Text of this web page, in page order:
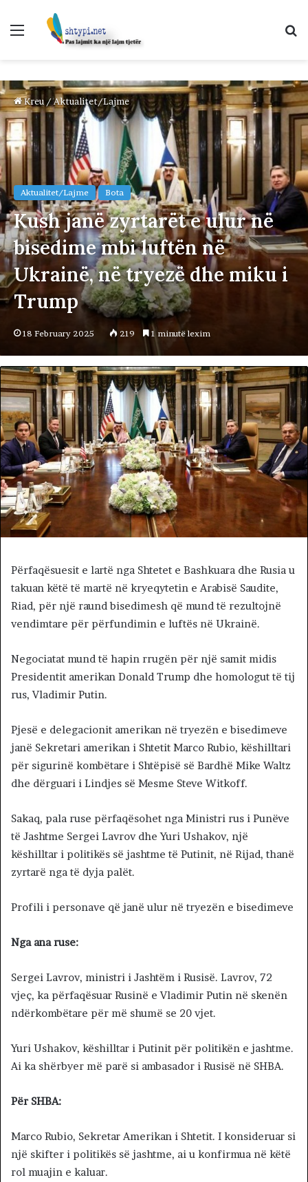
Menu
Kreu /Aktualitet/Lajme
Aktualitet/Lajme Bota
Kush janë zyrtarët e ulur në
bisedime mbi luftën në
Ukrainë, në tryezë dhe miku i
Trump
18 February 2025 219 1 minutë lexim
Përfaqësuesit e lartë nga Shtetet e Bashkuara dhe Rusia u
takuan këtë të martë në kryeqytetin e Arabisë Saudite,
Riad, për një raund bisedimesh që mund të rezultojnë
vendimtare për përfundimin e luftës në Ukrainë.
Negociatat mund të hapin rrugën për një samit midis
Presidentit amerikan Donald Trump dhe homologut të tij
rus, Vladimir Putin.
Pjesë e delegacionit amerikan në tryezën e bisedimeve
janë Sekretari amerikan i Shtetit Marco Rubio, këshilltari
për sigurinë kombëtare i Shtëpisë së Bardhë Mike Waltz
dhe dërguari i Lindjes së Mesme Steve Witkoff.
Sakaq, pala ruse përfaqësohet nga Ministri rus i Punëve
të Jashtme Sergei Lavrov dhe Yuri Ushakov, një
këshilltar i politikës së jashtme të Putinit, në Rijad, thanë
zyrtarë nga të dyja palët.
Profili i personave që janë ulur në tryezën e bisedimeve
Nga ana ruse:
Sergei Lavrov, ministri i Jashtëm i Rusisë. Lavrov, 72
vjeç, ka përfaqësuar Rusinë e Vladimir Putin në skenën
ndërkombëtare për më shumë se 20 vjet.
Yuri Ushakov, këshilltar i Putinit për politikën e jashtme.
Ai ka shërbyer më parë si ambasador i Rusisë në SHBA.
Për SHBA:
Marco Rubio, Sekretar Amerikan i Shtetit. I konsideruar si
një skifter i politikës së jashtme, ai u konfirmua në këtë
rol muajin e kaluar.